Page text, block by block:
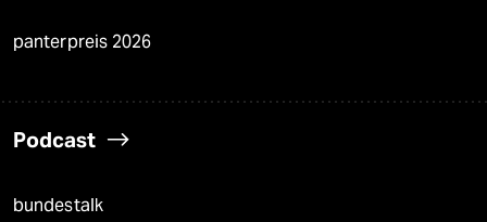
panterpreis 2026
Podcast
bundestalk